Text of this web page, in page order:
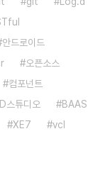
안드로이드
오픈소스
컴포넌트
스튜디오
BAAS
XE7
vcl